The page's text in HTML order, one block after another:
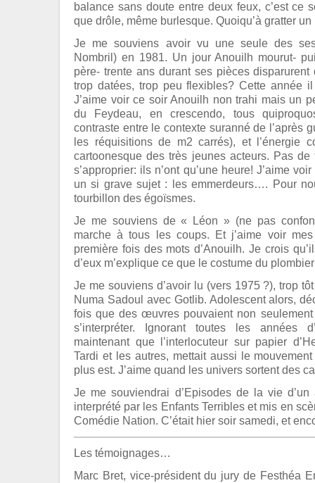
balance sans doute entre deux feux, c’est ce
que drôle, même burlesque. Quoiqu’à gratter
Je me souviens avoir vu une seule des
Nombril) en 1981. Un jour Anouilh mourut-
père- trente ans durant ses pièces disparurent
trop datées, trop peu flexibles? Cette année
J’aime voir ce soir Anouilh non trahi mais un
du Feydeau, en crescendo, tous
contraste entre le contexte suranné de l’après
les réquisitions de m2 carrés), et l’énergie
cartoonesque des très jeunes acteurs. Pas
s’approprier: ils n’ont qu’une heure! J’aime
un si grave sujet : les emmerdeurs…. Pour
tourbillon des égoïsmes.
Je me souviens de « Léon » (ne pas
marche à tous les coups. Et j’aime voir
première fois des mots d’Anouilh. Je crois
d’eux m’explique ce que le costume du
Je me souviens d’avoir lu (vers 1975 ?), trop
Numa Sadoul avec Gotlib. Adolescent alors,
fois que des œuvres pouvaient non
s’interpréter. Ignorant toutes les années
maintenant que l’interlocuteur sur papier
Tardi et les autres, mettait aussi le
plus est. J’aime quand les univers sortent des
Je me souviendrai d’Episodes de la vie
interprété par les Enfants Terribles et mis en
Comédie Nation. C’était hier soir samedi, et
Les témoignages…
Marc Bret, vice-président du jury de Festhéa